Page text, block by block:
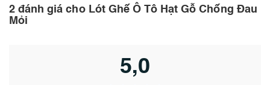
2 đánh giá cho Lót Ghế Ô Tô Hạt Gỗ Chống Đau
Mỏi
5,0